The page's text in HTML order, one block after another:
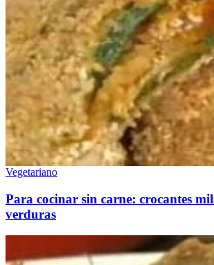
Vegetariano
Para cocinar sin carne: crocantes
verduras